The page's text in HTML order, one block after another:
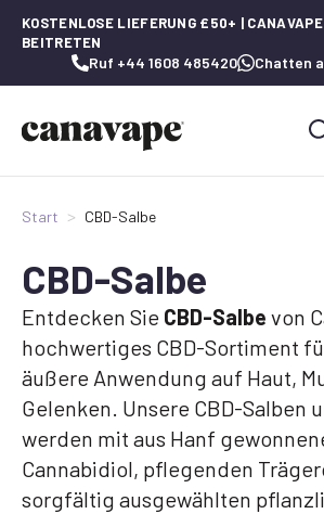
KOSTENLOSE LIEFERUNG £50+ | CANAVAPE
BEITRETEN
Ruf +44 1608 485420 Chatten
Start CBD-Salbe
CBD-Salbe
Entdecken Sie CBD-Salbe von
hochwertiges CBD-Sortiment
äußere Anwendung auf Haut,
Gelenken. Unsere CBD-Salben
werden mit aus Hanf
Cannabidiol, pflegenden
sorgfältig ausgewählten